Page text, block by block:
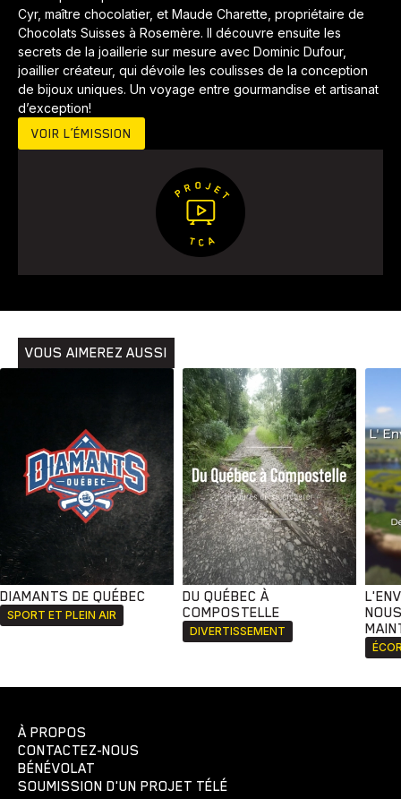
Animaux Avenir Bingo Communauté Culture
Histoires Pêche
Cyr, maître chocolatier, et Maude Charette, propriétaire de
Chocolats Suisses à Rosemère. Il découvre ensuite les
secrets de la joaillerie sur mesure avec Dominic Dufour,
joaillier créateur, qui dévoile les coulisses de la conception
de bijoux uniques. Un voyage entre gourmandise et artisanat
d’exception!
VOIR L’ÉMISSION
VOUS AIMEREZ AUSSI
DIAMANTS DE QUÉBEC
SPORT ET PLEIN AIR
DU QUÉBEC À
COMPOSTELLE
DIVERTISSEMENT
À PROPOS
CONTACTEZ-NOUS
BÉNÉVOLAT
SOUMISSION D'UN PROJET TÉLÉ